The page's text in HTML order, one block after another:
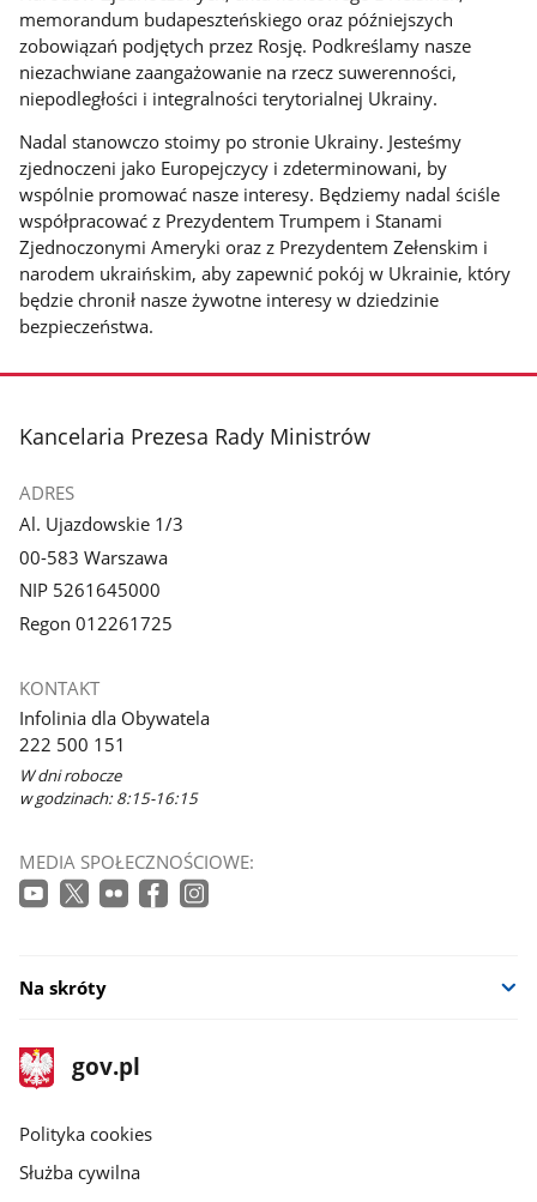
memorandum budapeszteńskiego oraz późniejszych
zobowiązań podjętych przez Rosję. Podkreślamy nasze
niezachwiane zaangażowanie na rzecz suwerenności,
niepodległości i integralności terytorialnej Ukrainy.
Nadal stanowczo stoimy po stronie Ukrainy. Jesteśmy
zjednoczeni jako Europejczycy i zdeterminowani, by
wspólnie promować nasze interesy. Będziemy nadal ściśle
współpracować z Prezydentem Trumpem i Stanami
Zjednoczonymi Ameryki oraz z Prezydentem Zełenskim i
narodem ukraińskim, aby zapewnić pokój w Ukrainie, który
będzie chronił nasze żywotne interesy w dziedzinie
bezpieczeństwa.
stopka
Kancelaria Prezesa Rady Ministrów
ADRES
Al. Ujazdowskie 1/3
00-583 Warszawa
NIP 5261645000
Regon 012261725
KONTAKT
Infolinia dla Obywatela
222 500 151
W dni robocze
w godzinach: 8:15-16:15
MEDIA SPOŁECZNOŚCIOWE:
Na skróty
stopka
gov.pl
Strona
gov.pl
gov.pl
Polityka cookies
Służba cywilna